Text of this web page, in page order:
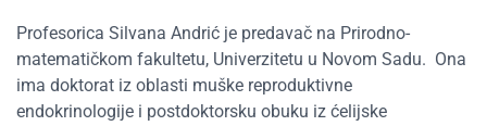
Profesorica Silvana Andrić je predavač na Prirodno-
matematičkom fakultetu, Univerzitetu u Novom Sadu. Ona
ima doktorat iz oblasti muške reproduktivne
endokrinologije i postdoktorsku obuku iz ćelijske